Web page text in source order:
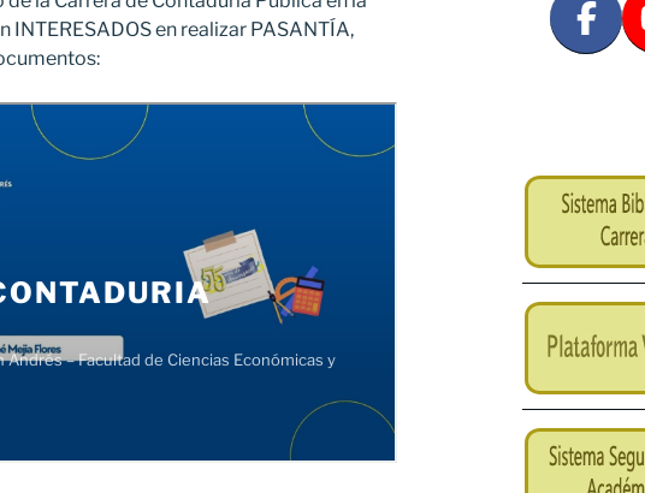
INTERESADOS en realizar PASANTÍA,